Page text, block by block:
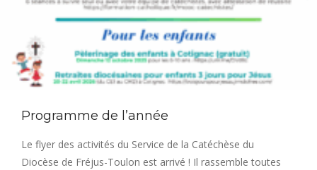
Programme de l’année
Le flyer des activités du Service de la Catéchèse du
Diocèse de Fréjus-Toulon est arrivé ! Il rassemble toutes